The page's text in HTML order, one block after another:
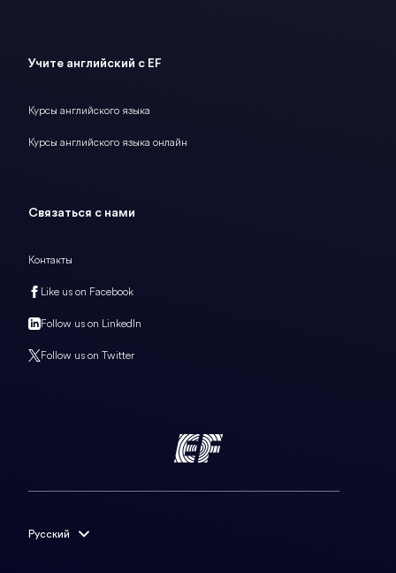
Учите английский с EF
Курсы английского языка
Курсы английского языка онлайн
Связаться с нами
Контакты
Like us on Facebook
Follow us on LinkedIn
Follow us on Twitter
Русский